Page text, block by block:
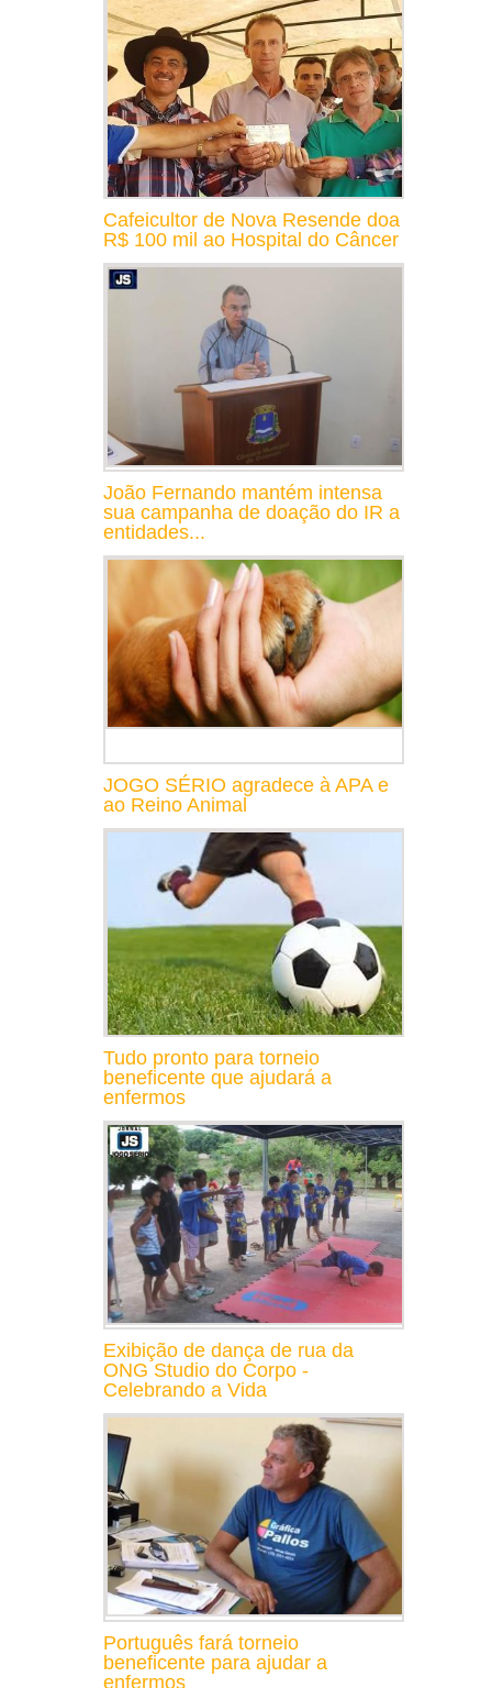
Cafeicultor de Nova Resende doa
R$ 100 mil ao Hospital do Câncer
João Fernando mantém intensa
sua campanha de doação do IR a
entidades...
JOGO SÉRIO agradece à APA e
ao Reino Animal
Tudo pronto para torneio
beneficente que ajudará a
enfermos
Exibição de dança de rua da
ONG Studio do Corpo -
Celebrando a Vida
Português fará torneio
beneficente para ajudar a
enfermos